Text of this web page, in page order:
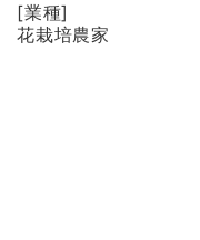
[業種]
花栽培農家